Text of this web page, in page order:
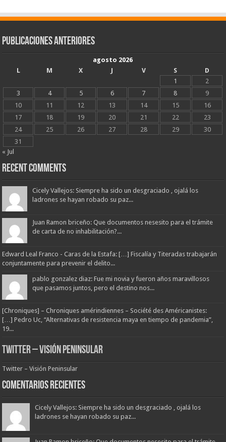
Publicaciones Anteriores
agosto 2026
L
M X J V S
D
1
2
3
4 5 6 7 8
9
10
11 12 13 14 15
16
17
18 19 20 21 22
23
24
25 26 27 28 29
30
31
« Jul
Recent Comments
Cicely Vallejos: Siempre ha sido un desgraciado , ojalá los
ladrones se hayan robado su paz...
Juan Ramon briceño: Que documentos nesesito para el trámite
de carta de no inhabilitación?...
Edward Leal Franco - Caras de la Estafa: […] Fiscalía y Titeradas trabajarán
conjuntamente para prevenir el delito...
pablo gonzalez diaz: Fue mi novia y fueron años maravillosos
que pasamos juntos, pero el destino nos...
[Chroniques] – Chroniques amérindiennes – Société des Américanistes:
[…] Pedro Uc, “Alternativas de resistencia maya en tiempo de pandemia”,
19...
Twitter – Visión Peninsular
Twitter – Visión Peninsular
Comentarios Recientes
Cicely Vallejos: Siempre ha sido un desgraciado , ojalá los
ladrones se hayan robado su paz...